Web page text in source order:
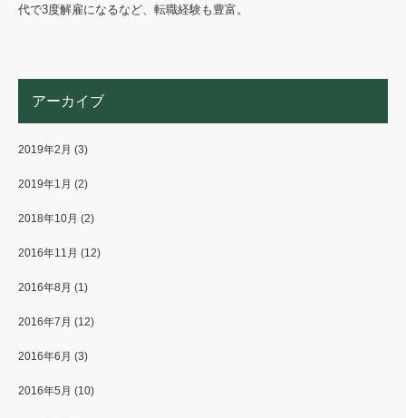
代で3度解雇になるなど、転職経験も豊富。
アーカイブ
2019年2月 (3)
2019年1月 (2)
2018年10月 (2)
2016年11月 (12)
2016年8月 (1)
2016年7月 (12)
2016年6月 (3)
2016年5月 (10)